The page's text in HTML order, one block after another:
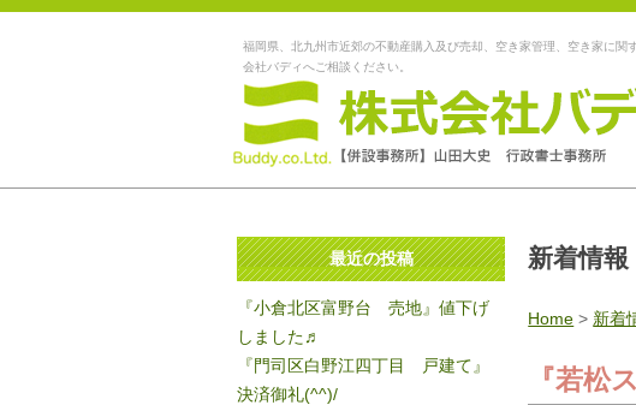
福岡県、北九州市近郊の不動産購入及び売却、空き家管理、空き家に関
会社バディへご相談ください。
新着情報
Home > 新着
『若松
最近の投稿
『小倉北区富野台 売地』値下げ
しました♬
『門司区白野江四丁目 戸建て』
決済御礼(^^)/